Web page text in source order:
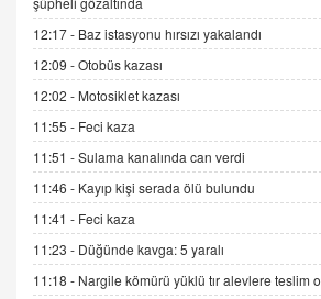
Esed Destekçilerinin
Sednaya
11.12.2024 12:30
DR. EKREM ASLAN
Gerçek Ne, Algı Ne?
Cümlesinin Peşinden
19.07.2025 12:45
GÖNÜL MENEKŞE
Şifacının Yolu
04.11.2025 12:56
12:17 - Baz istasyonu hırsızı yakalandı
12:09 -Otobüs kazası
12:02 - Motosiklet kazası
11:55 - Feci kaza
11:51 -Sulama kanalında can verdi
11:46 - Kayıp kişi serada ölü bulundu
11:41 - Feci kaza
11:23 - Düğünde kavga: 5 yaralı
11:18 - Nargile kömürü yüklü tır alevlere teslim